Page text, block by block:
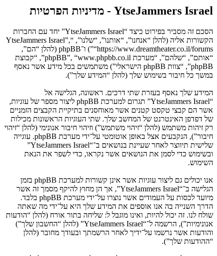
YtseJammers Israel - מדיניות הפרטיות
הסכם זה מסביר בפירוט כיצד “YtseJammers Israel” יחד עם החברות
הקשורות אליה (להלן “אנחנו”, “אותנו”, “שלנו”, “YtseJammers Israel”,
“https://www.dreamtheater.co.il/forums”) ו־phpBB (להלן “הם”,
“אותם”, “שלהם”, “מערכת phpBB”, “www.phpbb.co.il”, “קבוצת
phpBB”, “צוות phpBB הישראלי”) משתמשים בכל מידע אשר נאסף
במשך כל חיבור בשימוש שלך (להלן “המידע שלך”).
המידע שלך נאסף בעזרת שתי דרכים. ראשונה, הגלישה אל
“YtseJammers Israel” תגרום למערכת phpBB ליצור מספר של עוגיות,
אשר הם קבצי טקסט קטנים אשר מאוחסנים בתיקיית הקבצים הזמניים
של דפדפן האינטרנט של המחשב שלך. שתי העוגיות הראשונות מכילות
רק זיהות משתמש (להלן “זיהוי משתמש”) וזיהוי חיבור אנונימי (להלן “זיהוי
חיבור”), הנקבעים אצל באופן אוטומטי על־ידי מערכת phpBB. עוגייה
שלישית תיווצר לאחר שעיינת בנושאים ב־“YtseJammers Israel”
ובשימוש כדי לסמן את הנושאים אשר נקראו, כדי לשפר את הנאת
השימוש.
אנו יכולים גם ליצור עוגיות אשר אינן קשורות למערכת phpBB בזמן
הגלישה ב־“YtseJammers Israel”, אך הן מחוץ להיקף מסמך זה אשר
מיועד לכסות על העמודים אשר נוצרו על־ידי מערכת phpBB בלבד.
הדרך השנייה בה אנו אוספים את המידע שלך היא על־ידי מה שאתה
שולח לנו. זה יכול להיות, ואינו מוגבל ל: שליחה בתור אורח (להלן “הודעות
אנונימיות”), הרשמה ל־“YtseJammers Israel” (להלן “החשבון שלך”)
והודעות אשר נרשמו על־ידיך לאחר הרשמתך ובעודך מחובר (להלן
“ההודעות שלך”).